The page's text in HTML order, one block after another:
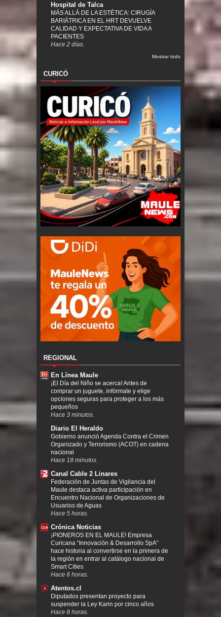
Hospital de Talca
MÁS ALLÁ DE LA ESTÉTICA: CIRUGÍA
BARIÁTRICA EN EL HRT DEVUELVE
CALIDAD Y EXPECTATIVA DE VIDA A
PACIENTES
Hace 2 días.
Mostrar todo
CURICÓ
REGIONAL
En Línea Maule
¡El Día del Niño se acerca! Antes de
comprar un juguete, infórmate y elige
opciones seguras para proteger a los más
pequeños
Hace 3 minutos.
Diario El Heraldo
Gobierno anunció Agenda Contra el Crimen
Organizado y Terrorismo (ACOT) en cadena
nacional
Hace 18 minutos.
Canal Cable 2 Linares
Federación de Juntas de Vigilancia del
Maule destaca activa participación en
Encuentro Nacional de Organizaciones de
Usuarios de Aguas
Hace 5 horas.
Crónica Noticias
¡PIONEROS EN EL MAULE! Empresa
Curicana “Innovación & Desarrollo SpA”
hace historia al convertirse en la primera de
la región en entrar al catálogo nacional de
Smart Cities
Hace 6 horas.
Atentos.cl
Diputados presentan proyecto para
suspender la Ley Karin por cinco años
Hace 8 horas.